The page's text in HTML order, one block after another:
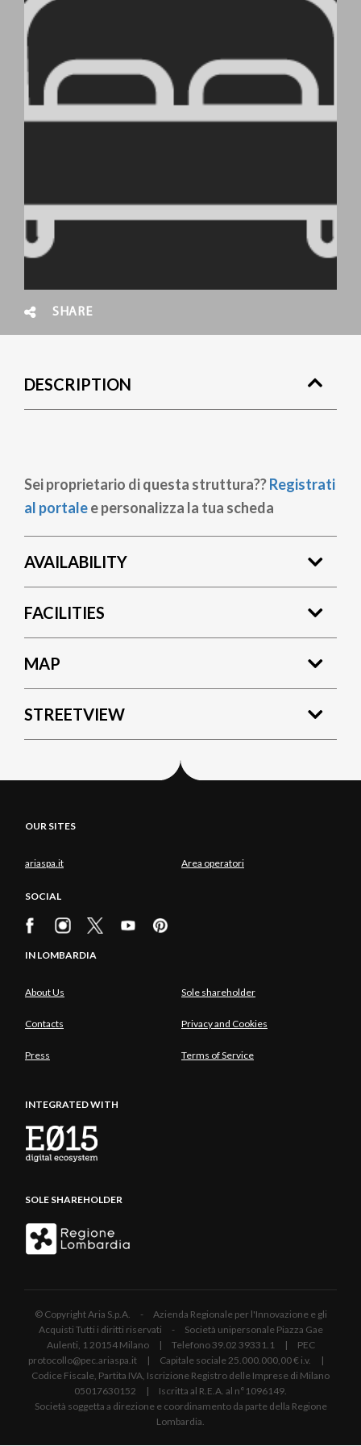
SHARE
DESCRIPTION
Sei proprietario di questa struttura??Registrati
al portalee personalizza la tua scheda
AVAILABILITY
FACILITIES
MAP
STREETVIEW
OUR SITES
ariaspa.it Area operatori
SOCIAL
IN LOMBARDIA
About Us Sole shareholder
Contacts Privacy and Cookies
Press Terms of Service
INTEGRATED WITH
SOLE SHAREHOLDER
© Copyright Aria S.p.A. - Azienda Regionale per l'Innovazione e gli
Acquisti Tutti i diritti riservati - Società unipersonale Piazza Gae
Aulenti, 1 20154 Milano | Telefono 39.02 39331.1 | PEC
protocollo@pec.ariaspa.it | Capitale sociale 25.000.000,00 € i.v. |
Codice Fiscale, Partita IVA, Iscrizione Registro delle Imprese di Milano
05017630152 | Iscritta al R.E.A. al n°1096149.
Società soggetta a direzione e coordinamento da parte della Regione
Lombardia.